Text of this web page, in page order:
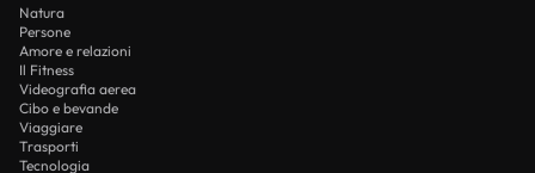
Natura
Persone
Amore e relazioni
Il Fitness
Videografia aerea
Cibo e bevande
Viaggiare
Trasporti
Tecnologia